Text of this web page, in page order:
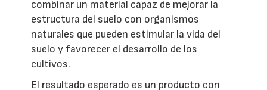
combinar un material capaz de mejorar la
estructura del suelo con organismos
naturales que pueden estimular la vida del
suelo y favorecer el desarrollo de los
cultivos.
El resultado esperado es un producto con